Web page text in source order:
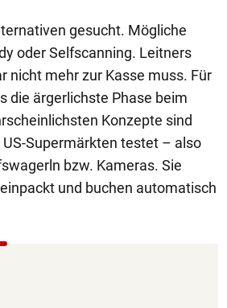
gesucht. Mögliche
oder Selfscanning. Leitners
nicht mehr zur Kasse muss. Für
die ärgerlichste Phase beim
Konzepte sind
Supermärkten testet – also
bzw. Kameras. Sie
und buchen automatisch